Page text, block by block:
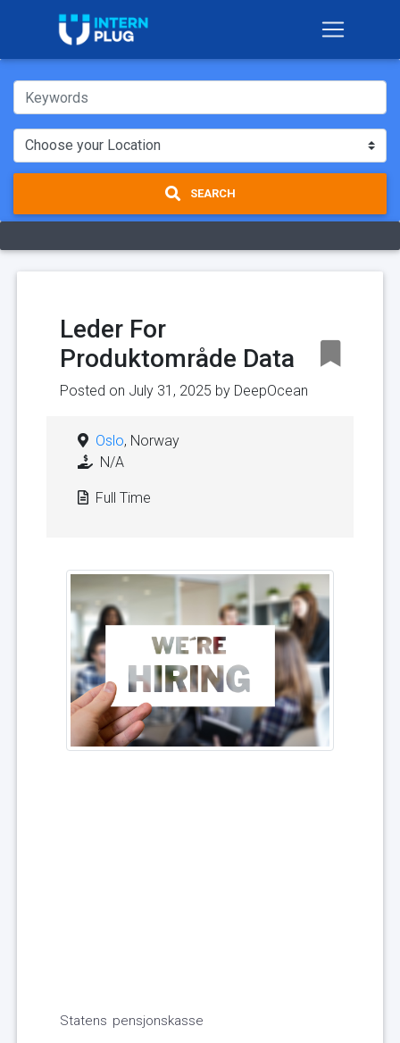
SEARCH
Leder For
Produktområde Data
Posted on July 31, 2025 by DeepOcean
Oslo, Norway
N/A
Full Time
Statens pensjonskasse